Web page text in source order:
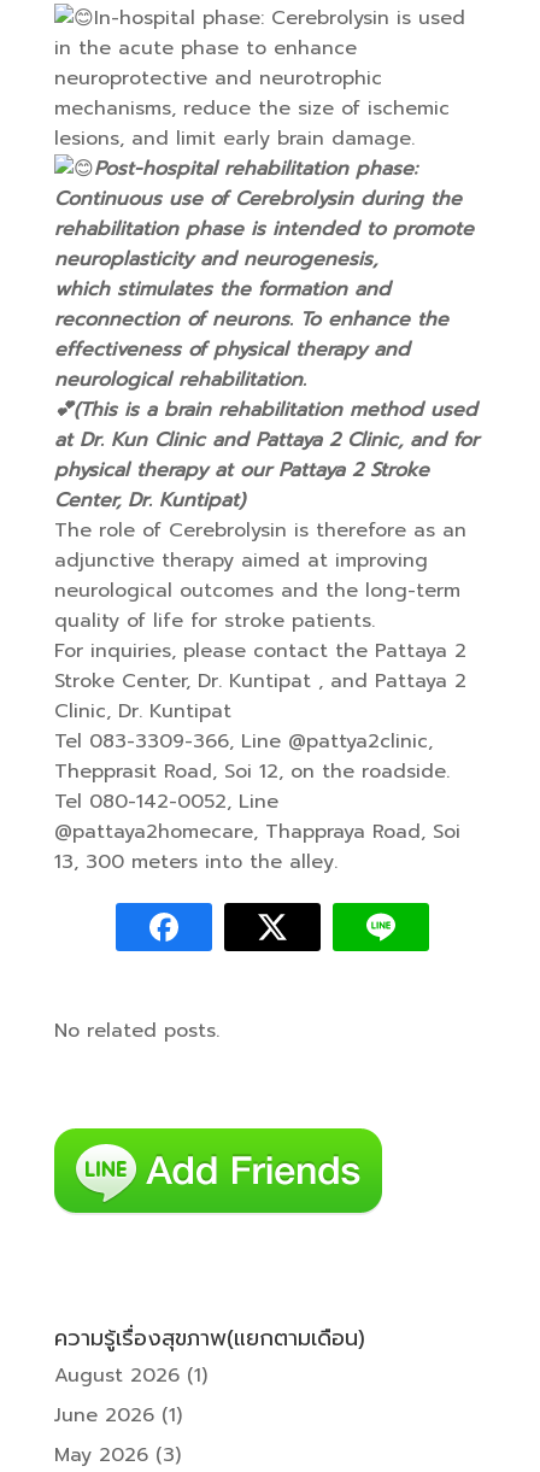
In-hospital phase: Cerebrolysin is used
in the acute phase to enhance
neuroprotective and neurotrophic
mechanisms, reduce the size of ischemic
lesions, and limit early brain damage.
Post-hospital rehabilitation phase:
Continuous use of Cerebrolysin during the
rehabilitation phase is intended to promote
neuroplasticity and neurogenesis,
which stimulates the formation and
reconnection of neurons. To enhance the
effectiveness of physical therapy and
neurological rehabilitation.
💕(This is a brain rehabilitation method used
at Dr. Kun Clinic and Pattaya 2 Clinic, and for
physical therapy at our Pattaya 2 Stroke
Center, Dr. Kuntipat)
The role of Cerebrolysin is therefore as an
adjunctive therapy aimed at improving
neurological outcomes and the long-term
quality of life for stroke patients.
For inquiries, please contact the Pattaya 2
Stroke Center, Dr. Kuntipat , and Pattaya 2
Clinic, Dr. Kuntipat
Tel 083-3309-366, Line @pattya2clinic,
Thepprasit Road, Soi 12, on the roadside.
Tel 080-142-0052, Line
@pattaya2homecare, Thappraya Road, Soi
13, 300 meters into the alley.
No related posts.
ความรู้เรื่องสุขภาพ(แยกตามเดือน)
August 2026(1)
June 2026(1)
May 2026(3)